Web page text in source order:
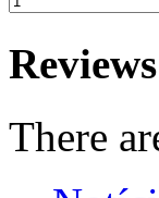
Reviews
There